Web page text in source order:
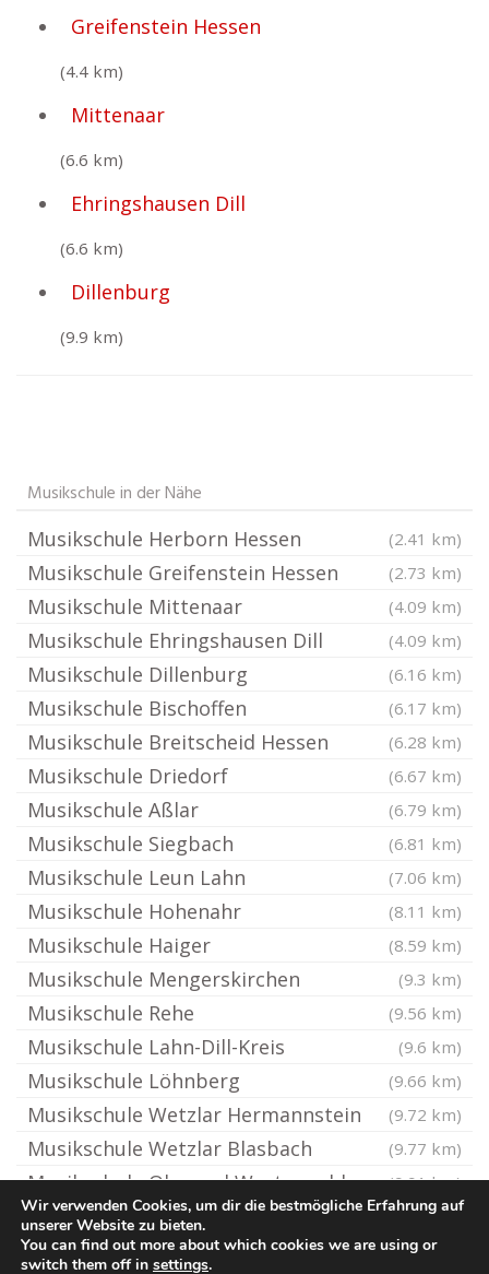
Greifenstein Hessen
(4.4 km)
Mittenaar
(6.6 km)
Ehringshausen Dill
(6.6 km)
Dillenburg
(9.9 km)
Musikschule in der Nähe
Musikschule Herborn Hessen (2.41 km)
Musikschule Greifenstein Hessen (2.73 km)
Musikschule Mittenaar (4.09 km)
Musikschule Ehringshausen Dill (4.09 km)
Musikschule Dillenburg (6.16 km)
Musikschule Bischoffen (6.17 km)
Musikschule Breitscheid Hessen (6.28 km)
Musikschule Driedorf (6.67 km)
Musikschule Aßlar (6.79 km)
Musikschule Siegbach (6.81 km)
Musikschule Leun Lahn (7.06 km)
Musikschule Hohenahr (8.11 km)
Musikschule Haiger (8.59 km)
Musikschule Mengerskirchen (9.3 km)
Musikschule Rehe (9.56 km)
Musikschule Lahn-Dill-Kreis (9.6 km)
Musikschule Löhnberg (9.66 km)
Musikschule Wetzlar Hermannstein (9.72 km)
Musikschule Wetzlar Blasbach (9.77 km)
Musikschule Oberrod Westerwald (9.91 km)
© Ton-Musikschule.de
Wir verwenden Cookies, um dir die bestmögliche Erfahrung auf
unserer Website zu bieten.
You can find out more about which cookies we are using or
switch them off in settings.